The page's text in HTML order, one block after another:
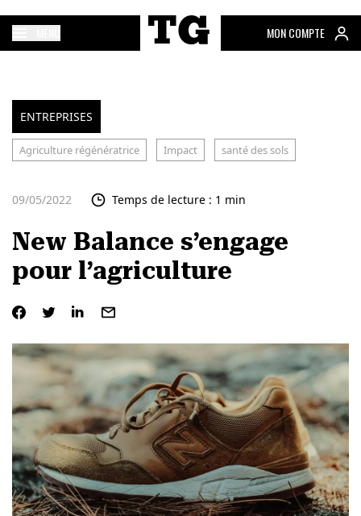
MON COMPTE
ENTREPRISES
Agriculture régénératrice Impact santé des sols
09/05/2022 Temps de lecture : 1 min
New Balance s’engage
pour l’agriculture